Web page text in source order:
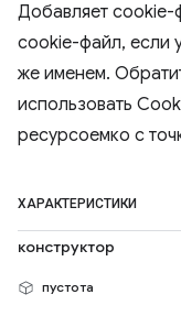
Добавляет cookie-
cookie-файл, если
же именем.
использовать
ресурсоемко с
ХАРАКТЕРИСТИКИ
конструктор
пустота